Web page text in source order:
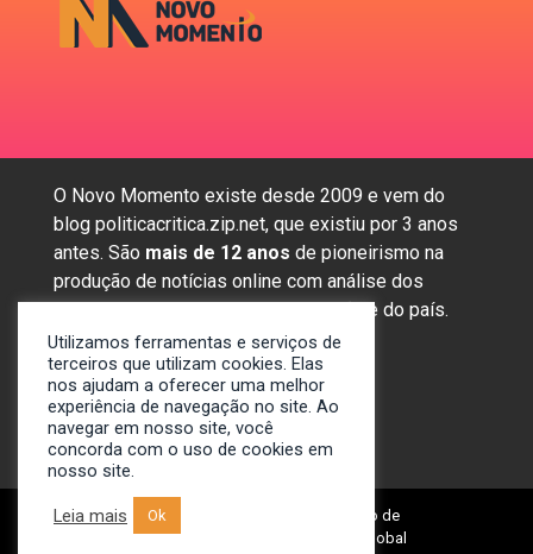
O Novo Momento existe desde 2009 e vem do
blog politicacritica.zip.net, que existiu por 3 anos
antes. São mais de 12 anos de pioneirismo na
produção de notícias online com análise dos
assuntos mais importantes da região e do país.
Sobre nós
Anunciar
Contato
© 2009-2024. Portal Novo Momento de
Notícias. Desenvolvido por: Spivit Global
Utilizamos ferramentas e serviços de
terceiros que utilizam cookies. Elas
nos ajudam a oferecer uma melhor
experiência de navegação no site. Ao
navegar em nosso site, você
concorda com o uso de cookies em
nosso site.
Leia mais Ok